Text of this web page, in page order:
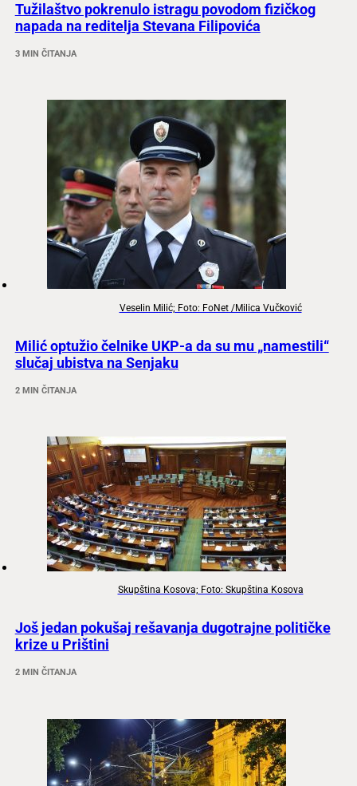
Tužilaštvo pokrenulo istragu povodom fizičkog
napada na reditelja Stevana Filipovića
3 MIN ČITANJA
Veselin Milić; Foto: FoNet /Milica Vučković
Milić optužio čelnike UKP-a da su mu „namestili“
slučaj ubistva na Senjaku
2 MIN ČITANJA
Skupština Kosova; Foto: Skupština Kosova
Još jedan pokušaj rešavanja dugotrajne političke
krize u Prištini
2 MIN ČITANJA